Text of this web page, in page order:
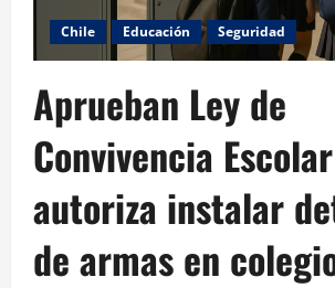
Chile Educación Seguridad
Aprueban Ley de
Convivencia
autoriza instalar
de armas en